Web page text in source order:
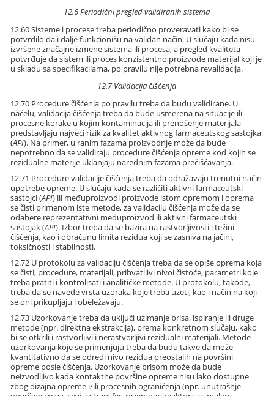
12.6 Periodični pregled validiranih sistema
12.60 Sisteme i procese treba periodično proveravati kako bi se
potvrdilo da i dalje funkcionišu na validan način. U slučaju kada nisu
izvršene značajne izmene sistema ili procesa, a pregled kvaliteta
potvrđuje da sistem ili proces konzistentno proizvode materijal koji je
u skladu sa specifikacijama, po pravilu nije potrebna revalidacija.
12.7 Validacija čišćenja
12.70 Procedure čišćenja po pravilu treba da budu validirane. U
načelu, validacija čišćenja treba da bude usmerena na situacije ili
procesne korake u kojim kontaminacija ili prenošenje materijala
predstavljaju najveći rizik za kvalitet aktivnog farmaceutskog sastojka
(API). Na primer, u ranim fazama proizvodnje može da bude
nepotrebno da se validiraju procedure čišćenja opreme kod kojih se
rezidualne materije uklanjaju narednim fazama prečišćavanja.
12.71 Procedure validacije čišćenja treba da odražavaju trenutni način
upotrebe opreme. U slučaju kada se različiti aktivni farmaceutski
sastojci (API) ili međuproizvodi proizvode istom opremom i oprema
se čisti primenom iste metode, za validaciju čišćenja može da se
odabere reprezentativni međuproizvod ili aktivni farmaceutski
sastojak (API). Izbor treba da se bazira na rastvorljivosti i težini
čišćenja, kao i obračunu limita rezidua koji se zasniva na jačini,
toksičnosti i stabilnosti.
12.72 U protokolu za validaciju čišćenja treba da se opiše oprema koja
se čisti, procedure, materijali, prihvatljivi nivoi čistoće, parametri koje
treba pratiti i kontrolisati i analitičke metode. U protokolu, takođe,
treba da se navede vrsta uzoraka koje treba uzeti, kao i način na koji
se oni prikupljaju i obeležavaju.
12.73 Uzorkovanje treba da uključi uzimanje brisa, ispiranje ili druge
metode (npr. direktna ekstrakcija), prema konkretnom slučaju, kako
bi se otkrili i rastvorljivi i nerastvorljivi rezidualni materijali. Metode
uzorkovanja koje se primenjuju treba da budu takve da može
kvantitativno da se odredi nivo rezidua preostalih na površini
opreme posle čišćenja. Uzorkovanje brisom može da bude
neizvodljivo kada kontaktne površine opreme nisu lako dostupne
zbog dizajna opreme i/ili procesnih ograničenja (npr. unutrašnje